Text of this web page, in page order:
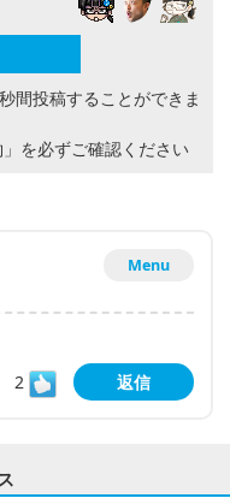
間投稿することができま
を必ずご確認ください
Menu
2
返信